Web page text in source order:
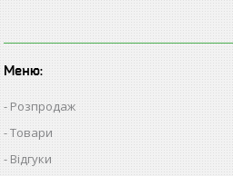
Меню:
Розпродаж
Товари
Відгуки